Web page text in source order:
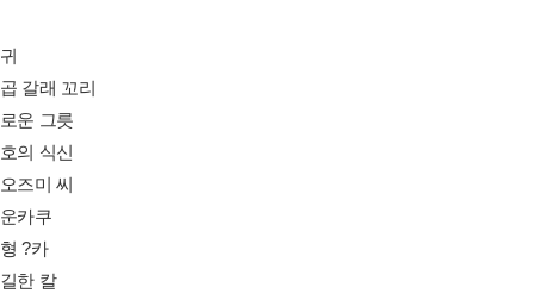
갈래 꼬리
운 그릇
의 식신
즈미 씨
카쿠
?카
한 칼